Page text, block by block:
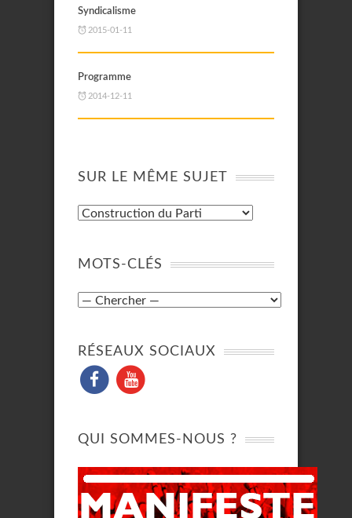
Syndicalisme
2015-01-11
Programme
2014-12-11
SUR LE MÊME SUJET
MOTS-CLÉS
RÉSEAUX SOCIAUX
QUI SOMMES-NOUS ?